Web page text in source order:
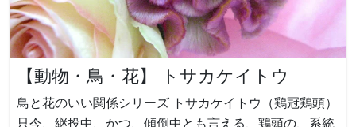
【動物・鳥・花】 トサカケイトウ
鳥と花のいい関係シリーズ トサカケイトウ（鶏冠鶏頭）
只今、継投中、かつ、傾倒中とも言える、鶏頭の、系統